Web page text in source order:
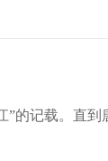
”的记载。直到